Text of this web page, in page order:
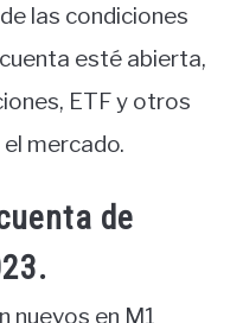
las condiciones
esté abierta,
ETF y otros
mercado.
de
nuevos en M1